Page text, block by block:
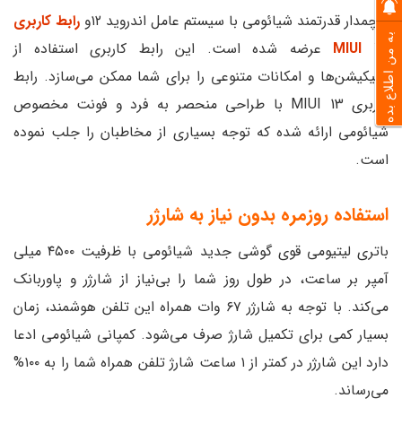
پرچمدار قدرتمند شیائومی با سیستم عامل اندروید ۱۲و
رابط کاربری
MIUI 13 عرضه شده است. این رابط کاربری استفاده از
اپلیکیشن‌ها و امکانات متنوعی را برای شما ممکن می‌سازد. رابط
کاربری MIUI 13 با طراحی منحصر به فرد و فونت مخصوص
شیائومی ارائه شده که توجه بسیاری از مخاطبان را جلب نموده
است.
استفاده روزمره بدون نیاز به شارژر
باتری لیتیومی قوی گوشی جدید شیائومی با ظرفیت ۴۵۰۰ میلی
آمپر بر ساعت، در طول روز شما را بی‌نیاز از شارژر و پاوربانک
می‌کند. با توجه به شارژر ۶۷ وات همراه این تلفن هوشمند، زمان
بسیار کمی برای تکمیل شارژ صرف می‌شود. کمپانی شیائومی ادعا
دارد این شارژر در کمتر از ۱ ساعت شارژ تلفن همراه شما را به ۱۰۰%
می‌رساند.
به من اطلاع بده